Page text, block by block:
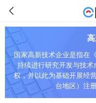
国家高新技术企业是指在
持续进行研究开发与技
权，并以此为基础开展经
台地区）注